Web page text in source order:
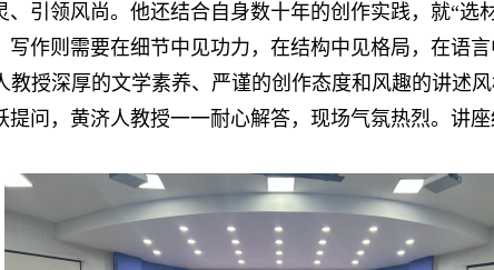
引领风尚。他还结合自身数十年的创作实践，就“选
作则需要在细节中见功力，在结构中见格局，在语言
授深厚的文学素养、严谨的创作态度和风趣的讲述
问，黄济人教授一一耐心解答，现场气氛热烈。讲